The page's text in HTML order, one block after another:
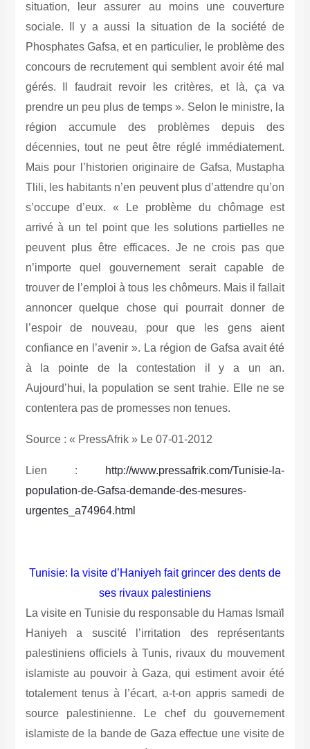
situation, leur assurer au moins une couverture
sociale. Il y a aussi la situation de la société de
Phosphates Gafsa, et en particulier, le problème des
concours de recrutement qui semblent avoir été mal
gérés. Il faudrait revoir les critères, et là, ça va
prendre un peu plus de temps ». Selon le ministre, la
région accumule des problèmes depuis des
décennies, tout ne peut être réglé immédiatement.
Mais pour l’historien originaire de Gafsa, Mustapha
Tlili, les habitants n’en peuvent plus d’attendre qu’on
s’occupe d’eux. « Le problème du chômage est
arrivé à un tel point que les solutions partielles ne
peuvent plus être efficaces. Je ne crois pas que
n’importe quel gouvernement serait capable de
trouver de l’emploi à tous les chômeurs. Mais il fallait
annoncer quelque chose qui pourrait donner de
l’espoir de nouveau, pour que les gens aient
confiance en l’avenir ». La région de Gafsa avait été
à la pointe de la contestation il y a un an.
Aujourd’hui, la population se sent trahie. Elle ne se
contentera pas de promesses non tenues.
Source : « PressAfrik » Le 07-01-2012
Lien : http://www.pressafrik.com/Tunisie-la-
population-de-Gafsa-demande-des-mesures-
urgentes_a74964.html
Tunisie: la visite d’Haniyeh fait grincer des dents de
ses rivaux palestiniens
La visite en Tunisie du responsable du Hamas Ismaïl Haniyeh a suscité l’irritation des représentants palestiniens officiels à Tunis, rivaux du mouvement islamiste au pouvoir à Gaza, qui estiment avoir été totalement tenus à l’écart, a-t-on appris samedi de source palestinienne. Le chef du gouvernement islamiste de la bande de Gaza effectue une visite de cinq jours en Tunisie à l’invitation des nouvelles autorités islamistes tunisiennes dans le cadre d’une tournée régionale. Le Hamas est le mouvement rival du Fatah du président palestinien Mahmoud Abbas qu’il a chassé du pouvoir à Gaza en 2007. Le Fatah continue de diriger la Cisjordanie et est considéré internationalement comme le seul représentant officiel des Palestiniens. Les deux mouvements palestiniens ont entrepris l’an dernier une difficile réconciliation. Les Palestiniens (pro-Abbas) sont furieux. Ni le gouvernement, ni le ministère des Affaires étrangères, ni le parti Ennahda ne les ont tenus informés des dates et du programme de la visite de M. Haniyeh, alors qu’ils auraient dû y être associés, a déclaré à l’AFP une source palestinienne. Cela ne sert pas les efforts de réconciliation en cours entre le Fatah et le Hamas, a indiqué une autre source au journal arabophone Le Maghreb, qui évoque en Une une erreur politique. M. Haniyeh a été accueilli en grande pompe jeudi à l’aéroport de Tunis par des responsables islamistes tunisiens, dont le Premier ministre Hamadi Jebali et le chef du parti Ennahda Rached Ghannouchi. Aucun représentant palestinien n’était présent, et selon la source, l’ambassadeur Selman Herfi a quitté la Tunisie la veille de l’arrivée de M. Haniyeh. L’ambassade palestinienne a confirmé samedi que son représentant était à l’étranger. Il n’y a aucun problème, a déclaré M. Haniyeh à l’AFP à Sidi Bouzid (centre), où il se trouvait samedi. Nous, peuple palestinien, on se rencontre à l’intérieur et à l’extérieur de la Palestine, a-t-il dit, tout en confirmant qu’aucun contact n’avait eu lieu avec les représentants officiels palestiniens en Tunisie. Selon la source palestinienne, les représentants officiels à Tunis se sont également émus que M. Haniyeh ne visite pas le cimetière de Hamman-Chott, à 15 km au sud de Tunis, où 68 personnes avaient été tuées le 1er octobre 1985 lors dun raid de laviation israélienne. Tunis a abrité l’Organisation de Libération de la Palestine (OLP) de Yasser Arafat de 1982 à 1994. Plus généralement, la presse et des représentants de l’opposition tunisienne se sont interrogés sur le sens de la visite du représentant du Hamas. M. Haniyeh visite-t-il la Tunisie ou un parti politique (Ennahda) ? a demandé l’élu du Parti démocrate progressiste (PDP) Iyad Dahmani sur la radio Shems FM. Interrogée par l’AFP, une source gouvernementale a précisé que le chef du gouvernement du Hamas était l’invité de la Tunisie et du parti Ennahda. Le premier jour de sa visite a été consacré à des rencontres officielles avec le président tunisien Moncef Marzouki, le Premier ministre Hamadi Jebali et le président de l’Assemblée constituante Mustapha Ben Jaafar. M. Haniyeh devait ensuite visiter des lieux de culte et des villes symboliques de la révolution tunisienne jusqu’à son départ, prévu lundi.